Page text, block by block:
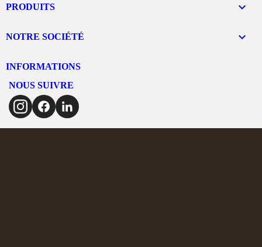
PRODUITS 
NOTRE SOCIÉTÉ 
INFORMATIONS
NOUS SUIVRE